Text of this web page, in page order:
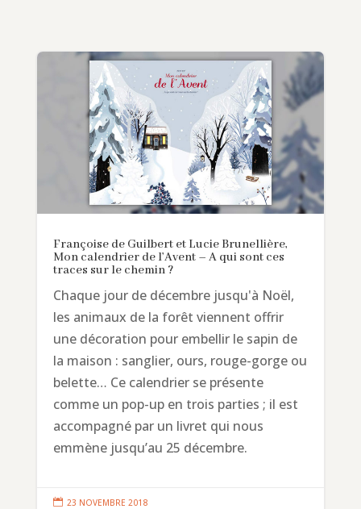
Françoise de Guilbert et Lucie Brunellière,
Mon calendrier de l’Avent – A qui sont ces
traces sur le chemin ?
Chaque jour de décembre jusqu'à Noël,
les animaux de la forêt viennent offrir
une décoration pour embellir le sapin de
la maison : sanglier, ours, rouge-gorge ou
belette… Ce calendrier se présente
comme un pop-up en trois parties ; il est
accompagné par un livret qui nous
emmène jusqu’au 25 décembre.
 23 NOVEMBRE 2018